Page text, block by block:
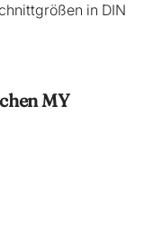
in DIN
MY